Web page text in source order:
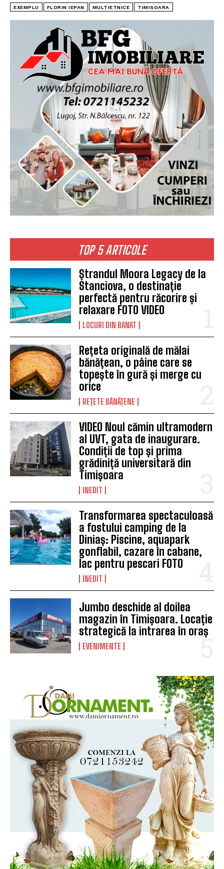
TOP 5 ARTICOLE
Ștrandul Moora Legacy de la
Stanciova, o destinație
perfectă pentru răcorire și
relaxare FOTO VIDEO
LOCURI DIN BANAT
Rețeta originală de mălai
bănățean, o pâine care se
topește în gură și merge cu
orice
REȚETE BĂNĂȚENE
VIDEO Noul cămin ultramodern
al UVT, gata de inaugurare.
Condiții de top și prima
grădiniță universitară din
Timișoara
INEDIT
Transformarea spectaculoasă
a fostului camping de la
Diniaș: Piscine, aquapark
gonflabil, cazare în cabane,
lac pentru pescari FOTO
INEDIT
Jumbo deschide al doilea
magazin în Timișoara. Locație
strategică la intrarea în oraș
EVENIMENTE
EXEMPLU FLORIN IEPAN MULTIETNICE TIMISOARA